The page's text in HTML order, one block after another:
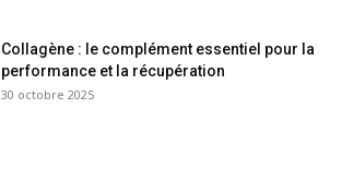
Collagène : le complément essentiel pour la
performance et la récupération
30 octobre 2025